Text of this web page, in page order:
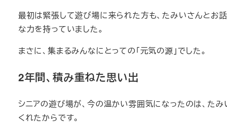
最初は緊張して遊び場に来られた方も、たみいさんとお
な力を持っていました。
まさに、集まるみんなにとっての「元気の源」でした。
2年間、積み重ねた思い出
シニアの遊び場が、今の温かい雰囲気になったのは、た
くれたからです。